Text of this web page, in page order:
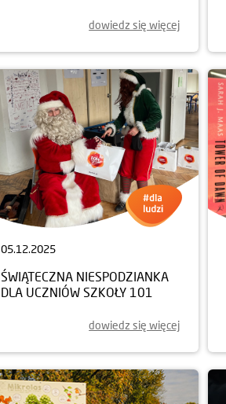
dowiedz się więcej
05.12.2025
ŚWIĄTECZNA NIESPODZIANKA
DLA UCZNIÓW SZKOŁY 101
dowiedz się więcej